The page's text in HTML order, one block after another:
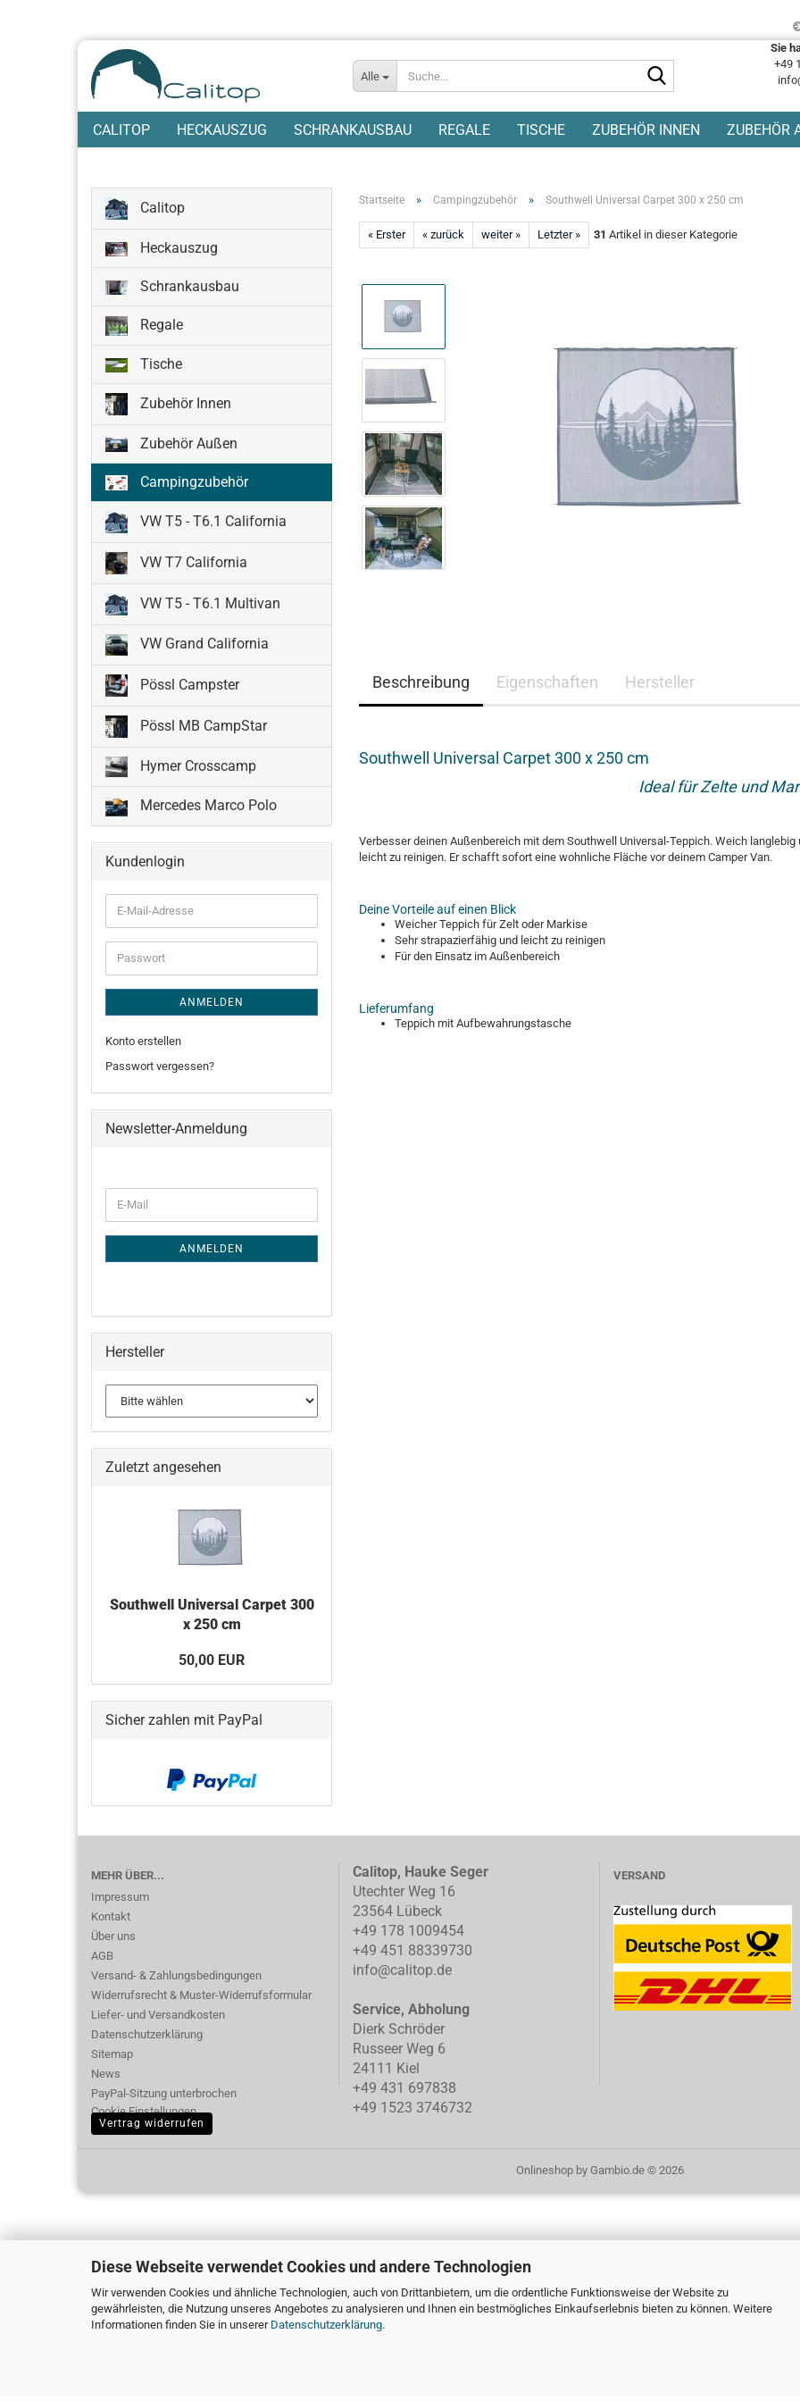
Diese Webseite verwendet Cookies und andere Technologien
Wir verwenden Cookies und ähnliche Technologien, auch von Drittanbietern, um die ordentliche Funktionsweise der Website zu
gewährleisten, die Nutzung unseres Angebotes zu analysieren und Ihnen ein bestmögliches Einkaufserlebnis bieten zu können. Weitere
Informationen finden Sie in unserer Datenschutzerklärung.
Alle
Sie
+49
CALITOP HECKAUSZUG SCHRANKAUSBAU REGALE TISCHE ZUBEHÖR INNEN ZUBEHÖR
Startseite » Campingzubehör » Southwell Universal Carpet 300 x 250 cm
« Erster « zurück weiter » Letzter » 31 Artikel in dieser Kategorie
Beschreibung Eigenschaften Hersteller
Southwell Universal Carpet 300 x 250 cm
Ideal für Zelte und
Verbesser deinen Außenbereich mit dem Southwell Universal-Teppich. Weich langlebig
leicht zu reinigen. Er schafft sofort eine wohnliche Fläche vor deinem Camper Van.
Deine Vorteile auf einen Blick
Weicher Teppich für Zelt oder Markise
Sehr strapazierfähig und leicht zu reinigen
Für den Einsatz im Außenbereich
Lieferumfang
Teppich mit Aufbewahrungstasche
Calitop
Heckauszug
Schrankausbau
Regale
Tische
Zubehör Innen
Zubehör Außen
Campingzubehör
VW T5 - T6.1 California
VW T7 California
VW T5 - T6.1 Multivan
VW Grand California
Pössl Campster
Pössl MB CampStar
Hymer Crosscamp
Mercedes Marco Polo
Kundenlogin
E-
Mail-
Adresse
Passwort
ANMELDEN
Konto erstellen
Passwort vergessen?
Newsletter-Anmeldung
ZUR
NEWSLETTER-
E-
Mail
ANMELDEN
Hersteller
Zuletzt angesehen
Southwell Universal Carpet 300
x 250 cm
50,00 EUR
Sicher zahlen mit PayPal
MEHR ÜBER...
Impressum
Kontakt
Über uns
AGB
Versand- & Zahlungsbedingungen
Widerrufsrecht & Muster-Widerrufsformular
Liefer- und Versandkosten
Datenschutzerklärung
Sitemap
News
PayPal-Sitzung unterbrochen
Cookie Einstellungen
Calitop, Hauke Seger
Utechter Weg 16
23564 Lübeck
+49 178 1009454
+49 451 88339730
info@calitop.de
Service, Abholung
Dierk Schröder
Russeer Weg 6
24111 Kiel
+49 431 697838
+49 1523 3746732
VERSAND
Vertrag widerrufen
Onlineshop by Gambio.de © 2026